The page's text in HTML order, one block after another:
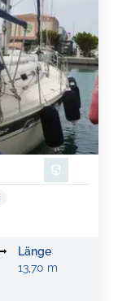
Länge
13,70 m